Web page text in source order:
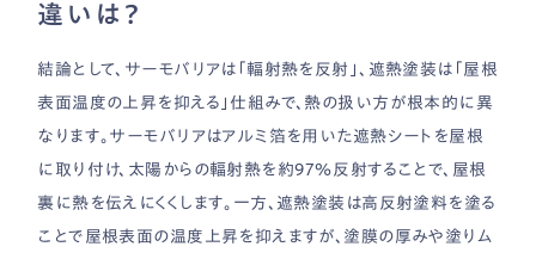
違いは？
結論として、サーモバリアは「輻射熱を反射」、遮熱塗装は「屋根
表面温度の上昇を抑える」仕組みで、熱の扱い方が根本的に異
なります。サーモバリアはアルミ箔を用いた遮熱シートを屋根
に取り付け、太陽からの輻射熱を約97％反射することで、屋根
裏に熱を伝えにくくします。一方、遮熱塗装は高反射塗料を塗る
ことで屋根表面の温度上昇を抑えますが、塗膜の厚みや塗りム